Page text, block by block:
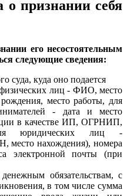
о признании себя
его несостоятельным
следующие сведения:
суда, куда оно подается
физических лиц - ФИО, место
место работы, для
- дата и место
в качестве ИП, ОГРНИП,
юридических лиц -
нахождения), номера
электронной почты (при
обязательствам, с
в том числе сумма